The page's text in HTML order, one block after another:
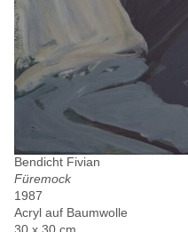
Bendicht Fivian
Füremock
1987
Acryl auf Baumwolle